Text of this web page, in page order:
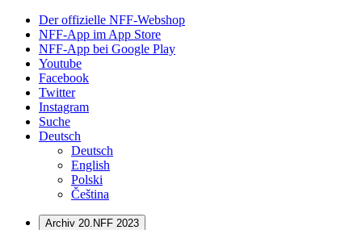
Der offizielle NFF-Webshop
NFF-App im App Store
NFF-App bei Google Play
Youtube
Facebook
Twitter
Instagram
Suche
Deutsch
Deutsch
English
Polski
Čeština
Archiv 20.NFF 2023